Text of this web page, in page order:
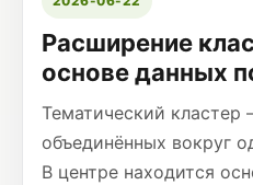
Расширение
основе данных
Тематический кластер
объединённых вокруг
В центре находится